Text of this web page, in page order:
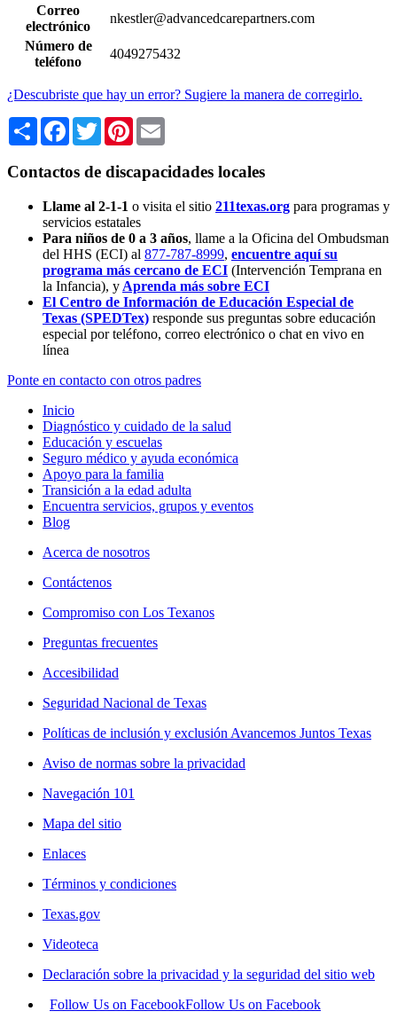
Correo
electrónico
nkestler@advancedcarepartners.com
Número de
teléfono
4049275432
¿Descubriste que hay un error? Sugiere la manera de corregirlo.
Share Facebook
TwitterPinterest
Contactos de discapacidades locales
Llame al 2-1-1 o visita el sitio 211texas.org para programas y
servicios estatales
Para niños de 0 a 3 años, llame a la Oficina del Ombudsman
del HHS (ECI) al 877-787-8999, encuentre aquí su
programa más cercano de ECI (Intervención Temprana en
la Infancia), y Aprenda más sobre ECI
El Centro de Información de Educación Especial de
Texas (SPEDTex) responde sus preguntas sobre educación
especial por teléfono, correo electrónico o chat en vivo en
línea
Ponte en contacto con otros padres
Inicio
Diagnóstico y cuidado de la salud
Educación y escuelas
Seguro médico y ayuda económica
Apoyo para la familia
Transición a la edad adulta
Encuentra servicios, grupos y eventos
Blog
Acerca de nosotros
Contáctenos
Compromiso con Los Texanos
Preguntas frecuentes
Accesibilidad
Seguridad Nacional de Texas
Políticas de inclusión y exclusión Avancemos Juntos Texas
Aviso de normas sobre la privacidad
Navegación 101
Mapa del sitio
Enlaces
Términos y condiciones
Texas.gov
Videoteca
Declaración sobre la privacidad y la seguridad del sitio web
Follow Us on FacebookFollow Us on Facebook